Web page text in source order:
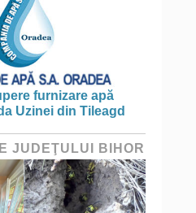
furnizare apă
Uzinei din Tileagd
JUDEŢULUI BIHOR